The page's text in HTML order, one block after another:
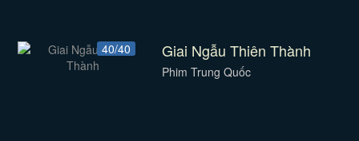
40/40 Giai Ngẫu Thiên Thành
Phim Trung Quốc